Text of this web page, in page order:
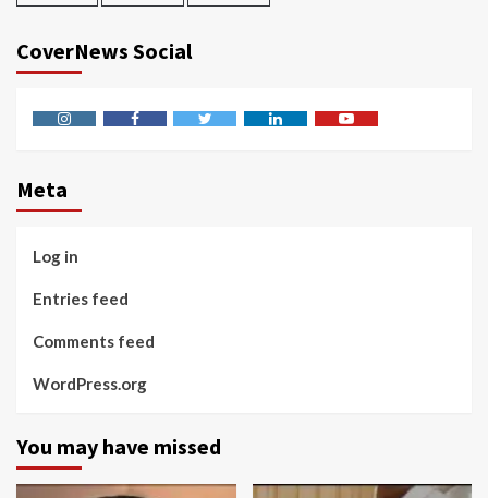
CoverNews Social
Meta
Log in
Entries feed
Comments feed
WordPress.org
You may have missed